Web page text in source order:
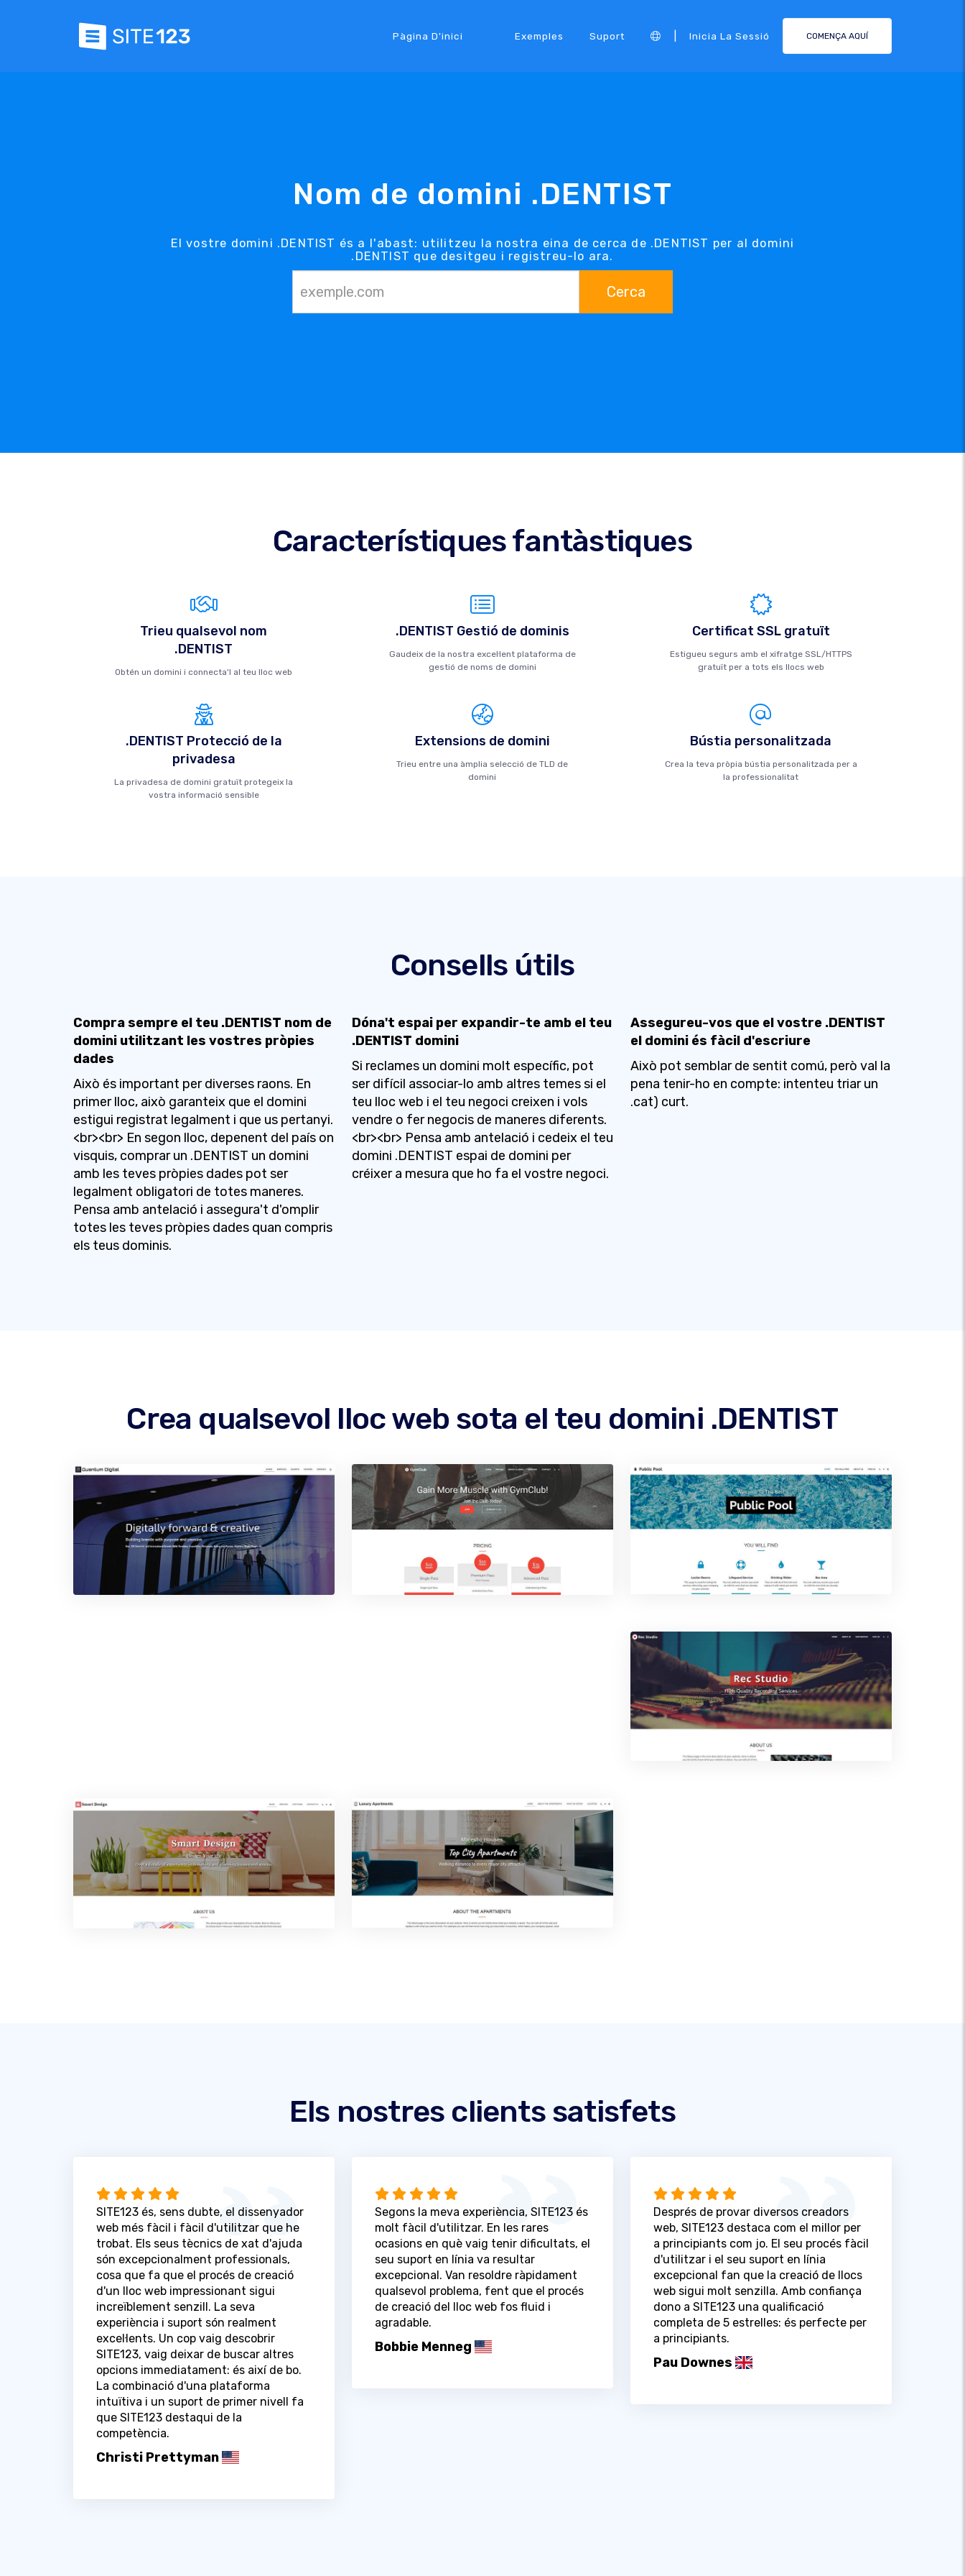
Pàgina D'inici Exemples Suport Inicia La Sessió COMENÇA AQUÍ
Nom de domini .DENTIST
El vostre domini .DENTIST és a l'abast: utilitzeu la nostra eina de cerca de .DENTIST per al domini
.DENTIST que desitgeu i registreu-lo ara.
Cerca
Característiques fantàstiques
Trieu qualsevol nom
.DENTIST
Obtén un domini i connecta'l al teu lloc web
.DENTIST Gestió de dominis
Gaudeix de la nostra excel·lent plataforma de
gestió de noms de domini
Certificat SSL gratuït
Estigueu segurs amb el xifratge SSL/HTTPS
gratuït per a tots els llocs web
.DENTIST Protecció de la
privadesa
La privadesa de domini gratuït protegeix la
vostra informació sensible
Extensions de domini
Trieu entre una àmplia selecció de TLD de
domini
Bústia personalitzada
Crea la teva pròpia bústia personalitzada per a
la professionalitat
Consells útils
Compra sempre el teu .DENTIST nom de
domini utilitzant les vostres pròpies
dades
Això és important per diverses raons. En
primer lloc, això garanteix que el domini
estigui registrat legalment i que us pertanyi.
<br><br> En segon lloc, depenent del país on
visquis, comprar un .DENTIST un domini
amb les teves pròpies dades pot ser
legalment obligatori de totes maneres.
Pensa amb antelació i assegura't d'omplir
totes les teves pròpies dades quan compris
els teus dominis.
Dóna't espai per expandir-te amb el teu
.DENTIST domini
Si reclames un domini molt específic, pot
ser difícil associar-lo amb altres temes si el
teu lloc web i el teu negoci creixen i vols
vendre o fer negocis de maneres diferents.
<br><br> Pensa amb antelació i cedeix el teu
domini .DENTIST espai de domini per
créixer a mesura que ho fa el vostre negoci.
Assegureu-vos que el vostre .DENTIST
el domini és fàcil d'escriure
Això pot semblar de sentit comú, però val la
pena tenir-ho en compte: intenteu triar un
.cat) curt.
Crea qualsevol lloc web sota el teu domini .DENTIST
Els nostres clients satisfets
SITE123 és, sens dubte, el dissenyador
web més fàcil i fàcil d'utilitzar que he
trobat. Els seus tècnics de xat d'ajuda
són excepcionalment professionals,
cosa que fa que el procés de creació
d'un lloc web impressionant sigui
increïblement senzill. La seva
experiència i suport són realment
excel·lents. Un cop vaig descobrir
SITE123, vaig deixar de buscar altres
opcions immediatament: és així de bo.
La combinació d'una plataforma
intuïtiva i un suport de primer nivell fa
que SITE123 destaqui de la
competència.
Christi Prettyman
Segons la meva experiència, SITE123 és
molt fàcil d'utilitzar. En les rares
ocasions en què vaig tenir dificultats, el
seu suport en línia va resultar
excepcional. Van resoldre ràpidament
qualsevol problema, fent que el procés
de creació del lloc web fos fluid i
agradable.
Bobbie Menneg
Després de provar diversos creadors
web, SITE123 destaca com el millor per
a principiants com jo. El seu procés fàcil
d'utilitzar i el seu suport en línia
excepcional fan que la creació de llocs
web sigui molt senzilla. Amb confiança
dono a SITE123 una qualificació
completa de 5 estrelles: és perfecte per
a principiants.
Pau Downes